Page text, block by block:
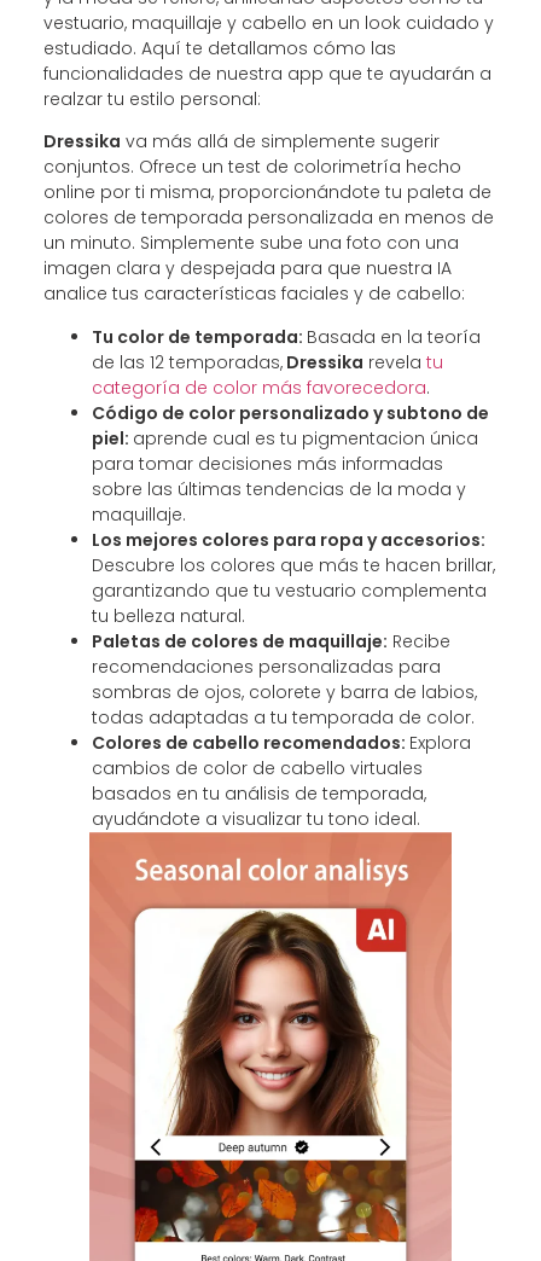
vestuario, maquillaje y cabello en un look cuidado y
estudiado. Aquí te detallamos cómo las
funcionalidades de nuestra app que te ayudarán a
realzar tu estilo personal:
Dressika va más allá de simplemente sugerir
conjuntos. Ofrece un test de colorimetría hecho
online por ti misma, proporcionándote tu paleta de
colores de temporada personalizada en menos de
un minuto. Simplemente sube una foto con una
imagen clara y despejada para que nuestra IA
analice tus características faciales y de cabello:
Tu color de temporada: Basada en la teoría
de las 12 temporadas,Dressika revela tu
categoría de color más favorecedora.
Código de color personalizado y subtono de
piel: aprende cual es tu pigmentacion única
para tomar decisiones más informadas
sobre las últimas tendencias de la moda y
maquillaje.
Los mejores colores para ropa y accesorios:
Descubre los colores que más te hacen brillar,
garantizando que tu vestuario complementa
tu belleza natural.
Paletas de colores de maquillaje: Recibe
recomendaciones personalizadas para
sombras de ojos, colorete y barra de labios,
todas adaptadas a tu temporada de color.
Colores de cabello recomendados: Explora
cambios de color de cabello virtuales
basados en tu análisis de temporada,
ayudándote a visualizar tu tono ideal.